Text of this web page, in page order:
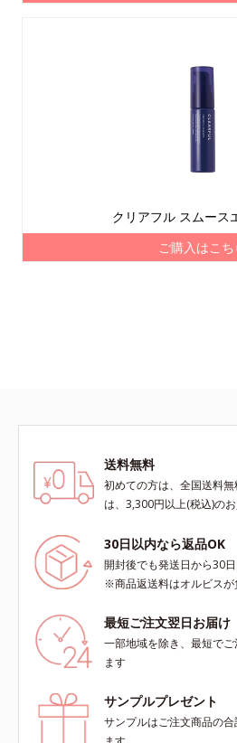
クリアフル スムース
ご購入はこち
送料無料
初めての方は、全国送料
は、3,300円以上(税込)の
30日以内なら返品OK
開封後でも発送日から30
※商品返送料はオルビスが
最短ご注文翌日お届け
一部地域を除き、最短で
ます
サンプルプレゼント
サンプルはご注文商品の